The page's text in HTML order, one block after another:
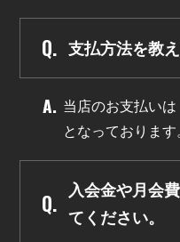
支払方法を教え
当店のお支払い
となっております
入会金や月会
てください。